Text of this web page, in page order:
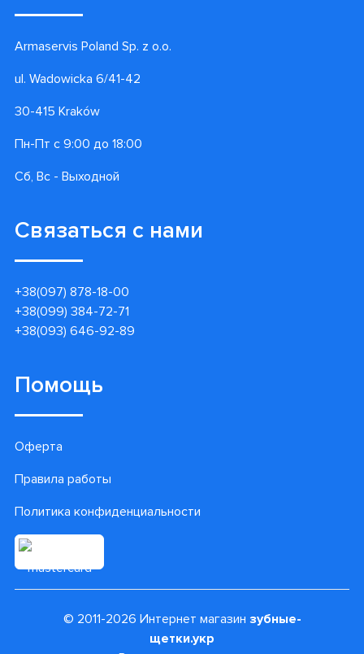
Armaservis Poland Sp. z o.o.
ul. Wadowicka 6/41-42
30-415 Kraków
Пн-Пт с 9:00 до 18:00
Сб, Вс - Выходной
Связаться с нами
+38(097) 878-18-00
+38(099) 384-72-71
+38(093) 646-92-89
Помощь
Оферта
Правила работы
Политика конфиденциальности
© 2011-2026 Интернет магазин зубные-
щетки.укр